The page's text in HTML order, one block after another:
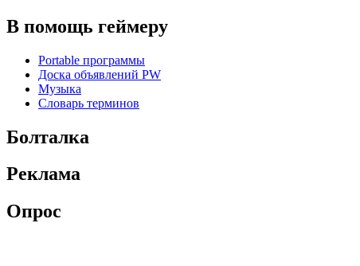
В помощь геймеру
Portable программы
Доска объявлений PW
Музыка
Словарь терминов
Болталка
Реклама
Опрос